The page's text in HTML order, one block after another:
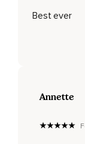
Dass du dich
wundervolle
Best ever
Annette